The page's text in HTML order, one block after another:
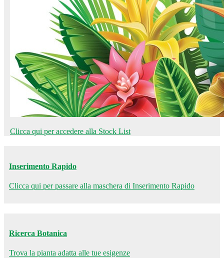
Clicca qui per accedere alla Stock List
Inserimento Rapido
Clicca qui per passare alla maschera di Inserimento Rapido
Ricerca Botanica
Trova la pianta adatta alle tue esigenze